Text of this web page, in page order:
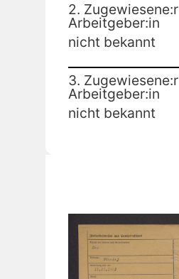
2. Zugewiesene:r
Arbeitgeber:in
nicht bekannt
3. Zugewiesene:r
Arbeitgeber:in
nicht bekannt